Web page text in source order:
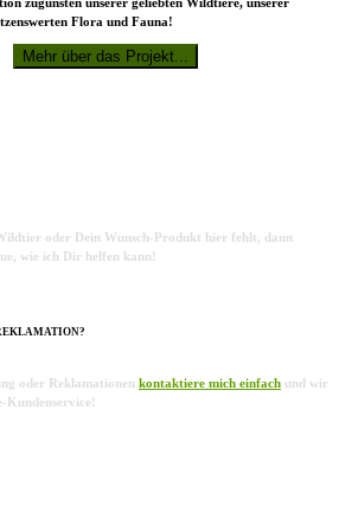
Flora und Fauna!
oder Dein Wunsch-Produkt hier fehlt, dann
wie ich Dir helfen kann!
oder Reklamationen kontaktiere mich einfach und wir
Kundenservice!